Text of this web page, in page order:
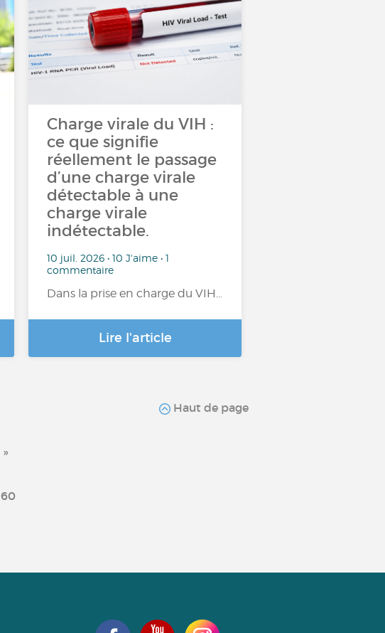
Charge virale du VIH :
ce que signifie
réellement le passage
d’une charge virale
détectable à une
charge virale
indétectable.
10 juil. 2026 • 10 J'aime • 1
commentaire
Dans la prise en charge du VIH…
Lire l'article
Haut de page
»
60